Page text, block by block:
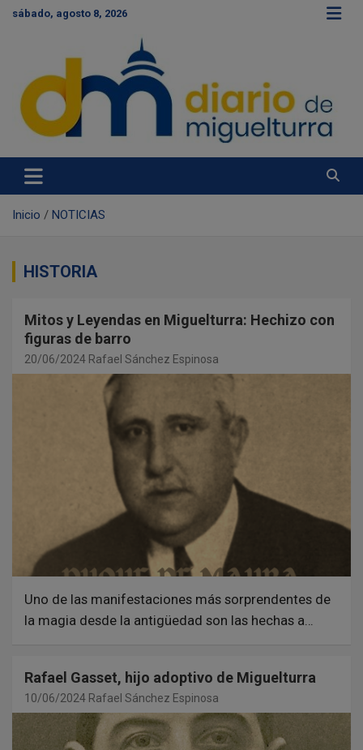
o
t
sábado, agosto 8, 2026
Diario de Miguelturra
Inicio NOTICIAS
HISTORIA
Mitos y Leyendas en Miguelturra: Hechizo con
figuras de barro
20/06/2024 Rafael Sánchez Espinosa
Uno de las manifestaciones más sorprendentes de
la magia desde la antigüedad son las hechas a…
Rafael Gasset, hijo adoptivo de Miguelturra
10/06/2024 Rafael Sánchez Espinosa